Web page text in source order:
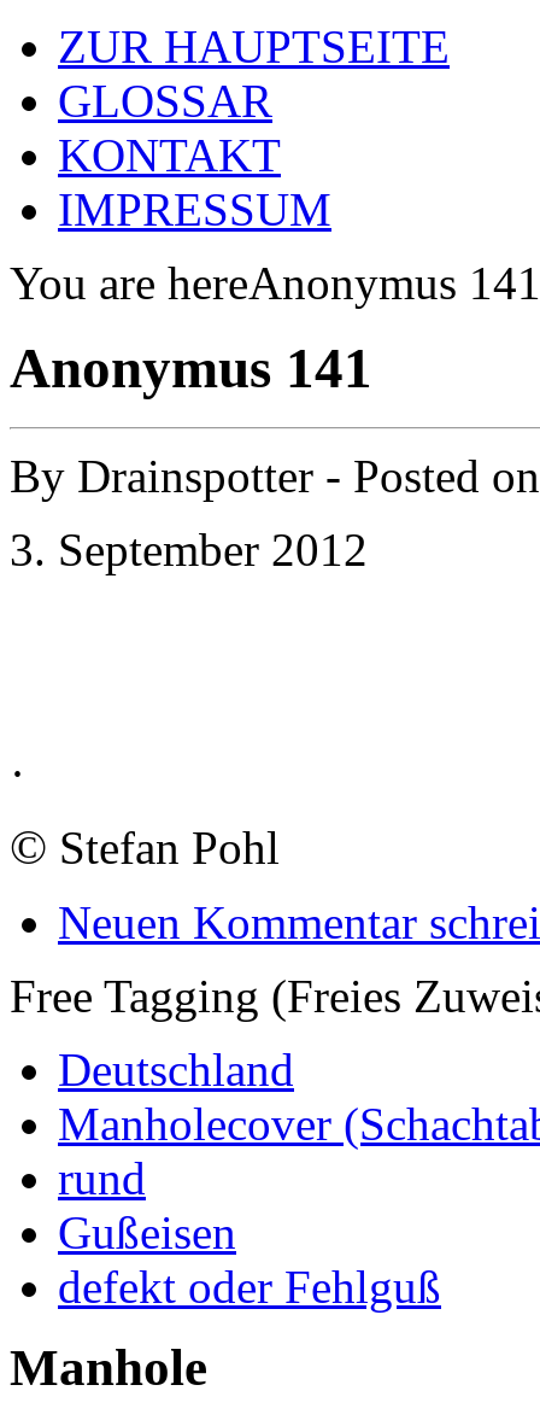
ZUR HAUPTSEITE
GLOSSAR
KONTAKT
IMPRESSUM
You are hereAnonymus 141
Anonymus 141
By Drainspotter - Posted
3. September 2012
·
© Stefan Pohl
Neuen Kommentar
Free Tagging (Freies
Deutschland
Manholecover
rund
Gußeisen
defekt oder Fehlguß
Manhole